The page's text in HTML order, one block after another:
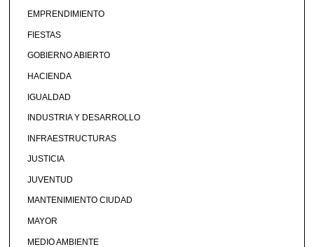
EMPRENDIMIENTO
FIESTAS
GOBIERNO ABIERTO
HACIENDA
IGUALDAD
INDUSTRIA Y DESARROLLO
INFRAESTRUCTURAS
JUSTICIA
JUVENTUD
MANTENIMIENTO CIUDAD
MAYOR
MEDIO AMBIENTE